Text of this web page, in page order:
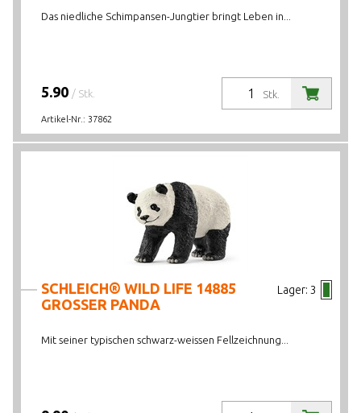
Das niedliche Schimpansen-Jungtier bringt Leben in...
Stk.
5.90 / Stk.
Artikel-Nr.: 37862
Lager: 3
SCHLEICH® WILD LIFE 14885
GROSSER PANDA
Mit seiner typischen schwarz-weissen Fellzeichnung...